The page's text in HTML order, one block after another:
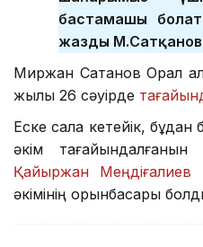
бастамашы
жазды
Миржан Сатқанов Орал
жылы 26 сәуірде
Еске сала кетейік,
әкім
Қайыржан Меңдіғалиев
әкімінің орынбасары